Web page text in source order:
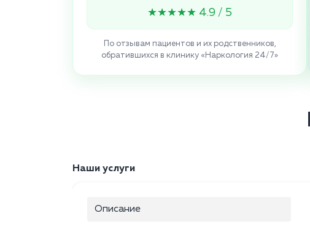
★★★★★ 4.9 / 5
По отзывам пациентов и их родственников,
обратившихся в клинику «Наркология 24/7»
Наши услуги
Описание